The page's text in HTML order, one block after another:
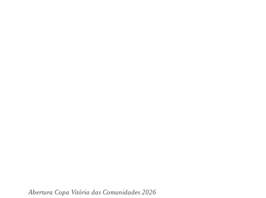
Abertura Copa Vitória das Comunidades 2026